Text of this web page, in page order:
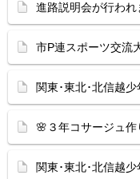
進路説明会が行われ
市P連スポーツ交流
関東･東北･北信越
🌸３年コサージュ作
関東･東北･北信越